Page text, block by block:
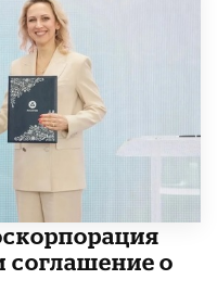
соглашение о